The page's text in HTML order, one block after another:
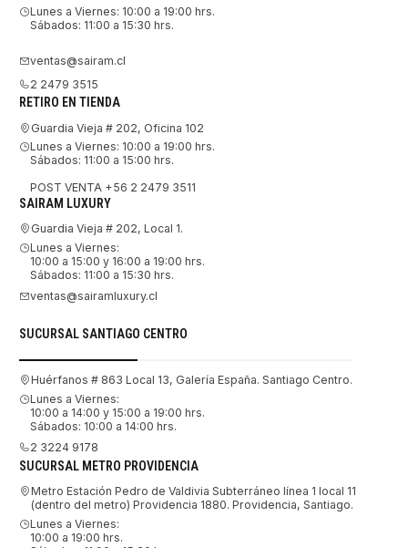
Lunes a Viernes: 10:00 a 19:00 hrs.
Sábados: 11:00 a 15:30 hrs.
ventas@sairam.cl
2 2479 3515
RETIRO EN TIENDA
Guardia Vieja # 202, Oficina 102
Lunes a Viernes: 10:00 a 19:00 hrs.
Sábados: 11:00 a 15:00 hrs.
POST VENTA +56 2 2479 3511
SAIRAM LUXURY
Guardia Vieja # 202, Local 1.
Lunes a Viernes:
10:00 a 15:00 y 16:00 a 19:00 hrs.
Sábados: 11:00 a 15:30 hrs.
ventas@sairamluxury.cl
SUCURSAL SANTIAGO CENTRO
Huérfanos # 863 Local 13, Galería España. Santiago Centro.
Lunes a Viernes:
10:00 a 14:00 y 15:00 a 19:00 hrs.
Sábados: 10:00 a 14:00 hrs.
2 3224 9178
SUCURSAL METRO PROVIDENCIA
Metro Estación Pedro de Valdivia Subterráneo línea 1 local 11
(dentro del metro) Providencia 1880. Providencia, Santiago.
Lunes a Viernes:
10:00 a 19:00 hrs.